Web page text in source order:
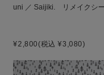
uni ／ Saijiki. リメイクシ
¥2,800(税込 ¥3,080)